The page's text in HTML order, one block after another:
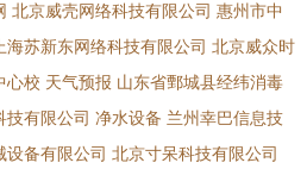
北京威壳网络科技有限公司 惠州市中
上海苏新东网络科技有限公司 北京威众时
心校 天气预报 山东省鄄城县经纬消毒
技有限公司 净水设备 兰州幸巴信息技
设备有限公司 北京寸呆科技有限公司